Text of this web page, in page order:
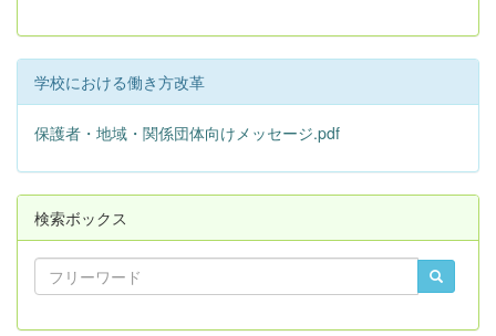
学校における働き方改革
保護者・地域・関係団体向けメッセージ.pdf
検索ボックス